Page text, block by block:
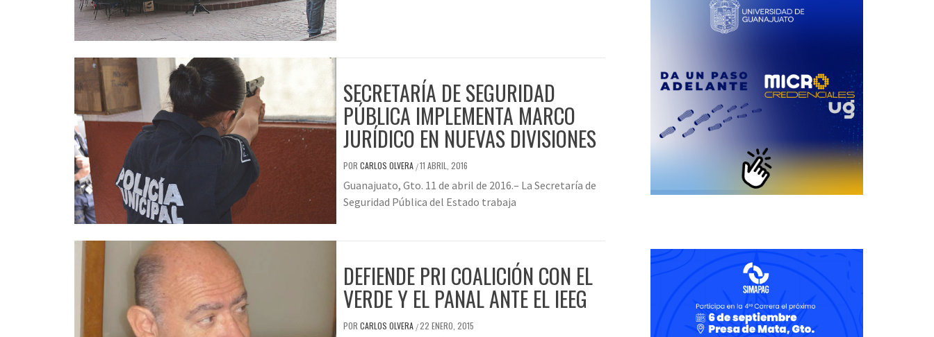
SECRETARÍA DE SEGURIDAD
PÚBLICA IMPLEMENTA MARCO
JURÍDICO EN NUEVAS DIVISIONES
POR CARLOS OLVERA /11 ABRIL, 2016
Guanajuato, Gto. 11 de abril de 2016.– La Secretaría de
Seguridad Pública del Estado trabaja
DEFIENDE PRI COALICIÓN CON EL
VERDE Y EL PANAL ANTE EL IEEG
POR CARLOS OLVERA /22 ENERO, 2015